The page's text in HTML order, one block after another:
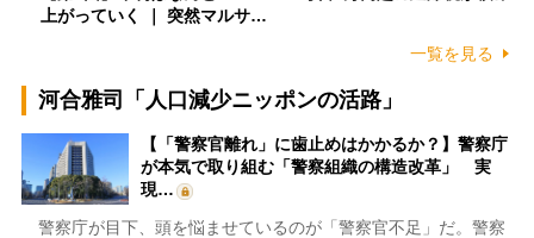
上がっていく ｜ 突然マルサ…
一覧を見る
河合雅司「人口減少ニッポンの活路」
【「警察官離れ」に歯止めはかかるか？】警察庁
が本気で取り組む「警察組織の構造改革」 実
現…
警察庁が目下、頭を悩ませているのが「警察官不足」だ。警察